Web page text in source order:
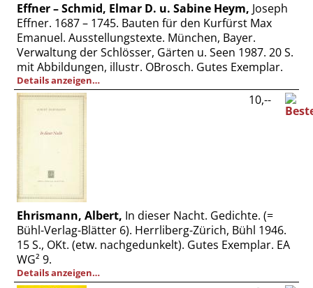
Effner – Schmid, Elmar D. u. Sabine Heym, Joseph
Effner. 1687 – 1745. Bauten für den Kurfürst Max
Emanuel. Ausstellungstexte. München, Bayer.
Verwaltung der Schlösser, Gärten u. Seen 1987. 20 S.
mit Abbildungen, illustr. OBrosch. Gutes Exemplar.
Details anzeigen…
Ehrismann, Albert, In dieser Nacht. Gedichte. (=
Bühl-Verlag-Blätter 6). Herrliberg-Zürich, Bühl 1946.
15 S., OKt. (etw. nachgedunkelt). Gutes Exemplar. EA
WG² 9.
Details anzeigen…
10,--